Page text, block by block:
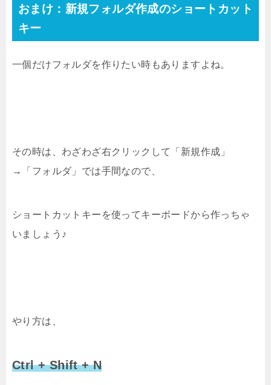
おまけ：新規フォルダ作成のショートカット
キー
一個だけフォルダを作りたい時もありますよね。
その時は、わざわざ右クリックして「新規作成」
→「フォルダ」では手間なので、
ショートカットキーを使ってキーボードから作っちゃ
いましょう♪
やり方は、
Ctrl + Shift + N